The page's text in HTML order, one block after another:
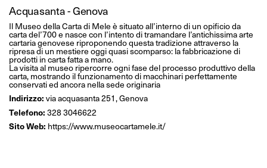
Acquasanta - Genova
Il Museo della Carta di Mele è situato all’interno di un opificio da
carta del’700 e nasce con l’intento di tramandare l’antichissima arte
cartaria genovese riproponendo questa tradizione attraverso la
ripresa di un mestiere oggi quasi scomparso: la fabbricazione di
prodotti in carta fatta a mano.
La visita al museo ripercorre ogni fase del processo produttivo della
carta, mostrando il funzionamento di macchinari perfettamente
conservati ed ancora nella sede originaria
Indirizzo: via acquasanta 251, Genova
Telefono: 328 3046622
Sito Web: https://www.museocartamele.it/